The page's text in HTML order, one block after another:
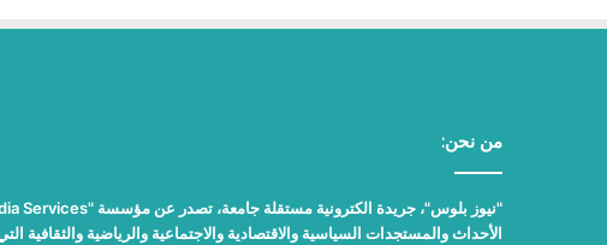
من نحن:
الأحداث والمستجدات السياسية والاقتصادية والاجتماعية والرياضية والثقافية